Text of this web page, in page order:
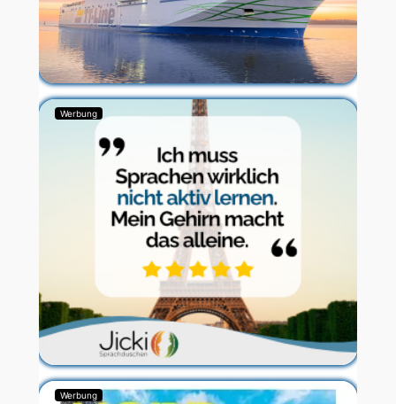
Werbung
Werbung